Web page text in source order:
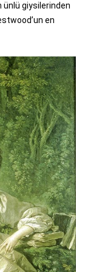
ünlü giysilerinden
en